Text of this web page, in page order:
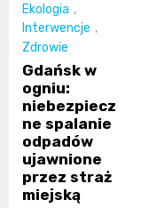
Ekologia ,
Interwencje ,
Zdrowie
Gdańsk w
ogniu:
niebezpiecz
ne spalanie
odpadów
ujawnione
przez straż
miejską